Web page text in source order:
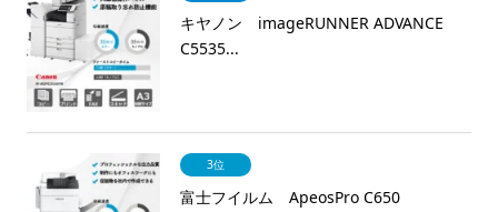
キヤノン imageRUNNER ADVANCE
C5535...
3位
富士フイルム ApeosPro C650